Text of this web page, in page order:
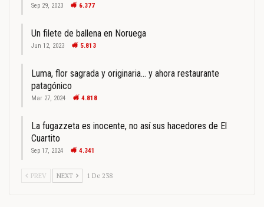
Sep 29, 2023 6.377
Un filete de ballena en Noruega
Jun 12, 2023 5.813
Luma, flor sagrada y originaria… y ahora restaurante
patagónico
Mar 27, 2024 4.818
La fugazzeta es inocente, no así sus hacedores de El
Cuartito
Sep 17, 2024 4.341
PREV NEXT 1 De 238